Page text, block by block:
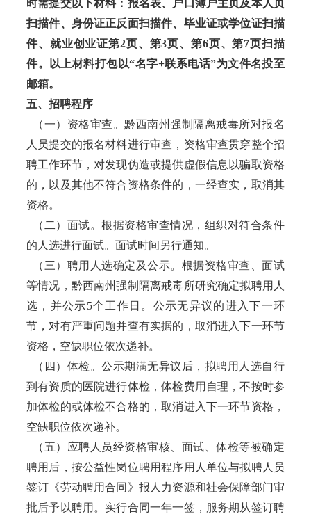
时需提交以下材料：报名表、户口簿户主页及本人页
扫描件、身份证正反面扫描件、毕业证或学位证扫描
件、就业创业证第2页、第3页、第6页、第7页扫描
件。以上材料打包以“名字+联系电话”为文件名投至
邮箱。
五、招聘程序
（一）资格审查。黔西南州强制隔离戒毒所对报名
人员提交的报名材料进行审查，资格审查贯穿整个招
聘工作环节，对发现伪造或提供虚假信息以骗取资格
的，以及其他不符合资格条件的，一经查实，取消其
资格。
（二）面试。根据资格审查情况，组织对符合条件
的人选进行面试。面试时间另行通知。
（三）聘用人选确定及公示。根据资格审查、面试
等情况，黔西南州强制隔离戒毒所研究确定拟聘用人
选，并公示5个工作日。公示无异议的进入下一环
节，对有严重问题并查有实据的，取消进入下一环节
资格，空缺职位依次递补。
（四）体检。公示期满无异议后，拟聘用人选自行
到有资质的医院进行体检，体检费用自理，不按时参
加体检的或体检不合格的，取消进入下一环节资格，
空缺职位依次递补。
（五）应聘人员经资格审核、面试、体检等被确定
聘用后，按公益性岗位聘用程序用人单位与拟聘人员
签订《劳动聘用合同》报人力资源和社会保障部门审
批后予以聘用。实行合同一年一签，服务期从签订聘